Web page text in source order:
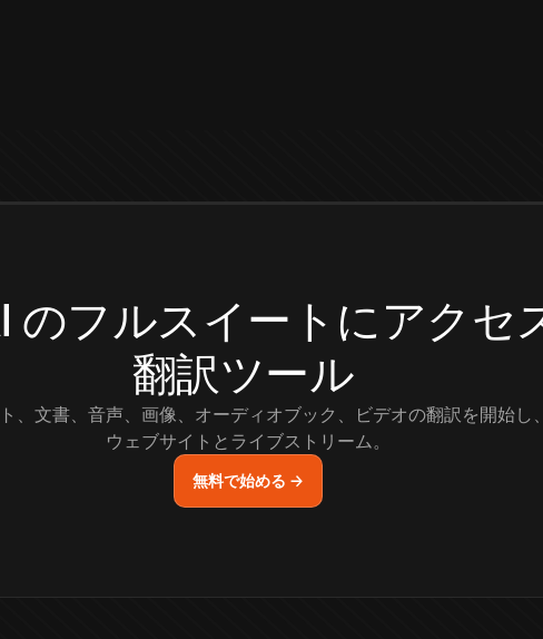
のフルスイートにアクセ
翻訳ツール
、文書、音声、画像、オーディオブック、ビデオの翻訳を開始し、
ウェブサイトとライブストリーム。
無料で始める →